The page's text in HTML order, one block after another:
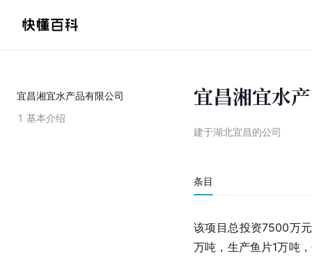
宜昌湘宜水产品有限公司
1 基本介绍
宜昌湘宜水
建于湖北宜昌的公司
条目
该项目总投资7500万
万吨，生产鱼片1万吨